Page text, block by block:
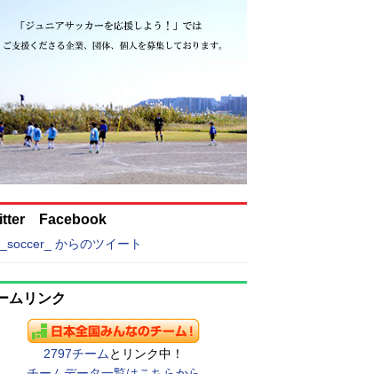
Facebook
からのツイート
ムリンク
2797チーム とリンク中！